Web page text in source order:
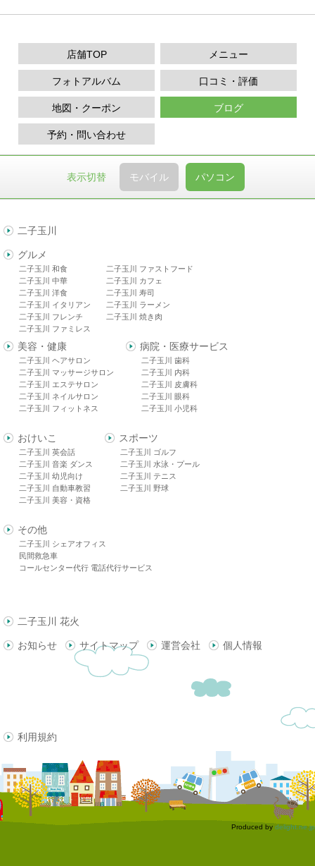
店舗TOP メニュー
フォトアルバム 口コミ・評価
地図・クーポン ブログ
予約・問い合わせ
表示切替 モバイル パソコン
二子玉川
グルメ
二子玉川 和食
二子玉川 中華
二子玉川 洋食
二子玉川 イタリアン
二子玉川 フレンチ
二子玉川 ファミレス
二子玉川 ファストフード
二子玉川 カフェ
二子玉川 寿司
二子玉川 ラーメン
二子玉川 焼き肉
美容・健康
二子玉川 ヘアサロン
二子玉川 マッサージサロン
二子玉川 エステサロン
二子玉川 ネイルサロン
二子玉川 フィットネス
病院・医療サービス
二子玉川 歯科
二子玉川 内科
二子玉川 皮膚科
二子玉川 眼科
二子玉川 小児科
おけいこ
二子玉川 英会話
二子玉川 音楽 ダンス
二子玉川 幼児向け
二子玉川 自動車教習
二子玉川 美容・資格
スポーツ
二子玉川 ゴルフ
二子玉川 水泳・プール
二子玉川 テニス
二子玉川 野球
その他
二子玉川 シェアオフィス
民間救急車
コールセンター代行 電話代行サービス
二子玉川 花火
お知らせ サイトマップ 運営会社 個人情報
利用規約
Produced by delight.ne.jp